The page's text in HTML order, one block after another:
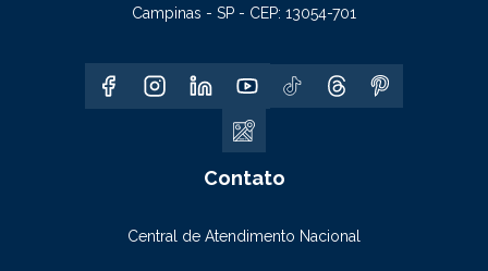
Campinas - SP - CEP: 13054-701
Contato
Central de Atendimento Nacional